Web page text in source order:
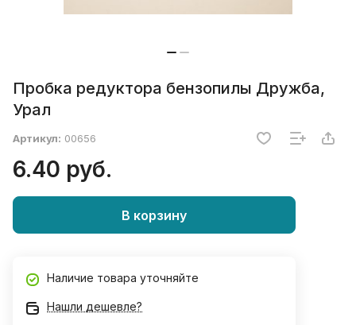
Пробка редуктора бензопилы Дружба,
Урал
Артикул: 00656
6.40 руб.
В корзину
Наличие товара уточняйте
Нашли дешевле?